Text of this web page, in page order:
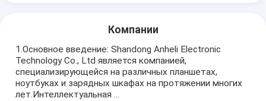
Компании
1.Основное введение: Shandong Anheli Electronic
Technology Co., Ltd является компанией,
специализирующейся на различных планшетах,
ноутбуках и зарядных шкафах на протяжении многих
лет.Интеллектуальная ...